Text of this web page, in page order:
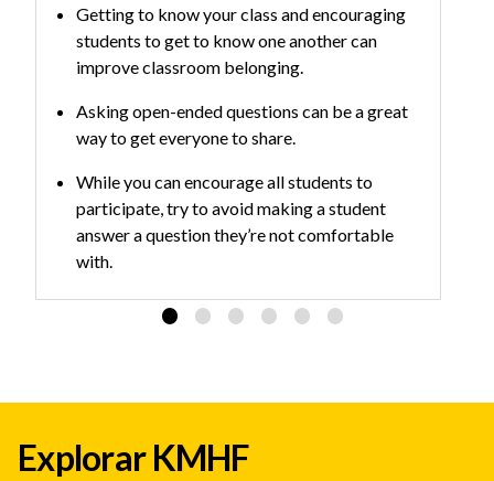
Getting to know your class and encouraging
students to get to know one another can
improve classroom belonging.
Asking open-ended questions can be a great
way to get everyone to share.
While you can encourage all students to
participate, try to avoid making a student
answer a question they’re not comfortable
with.
Explorar KMHF